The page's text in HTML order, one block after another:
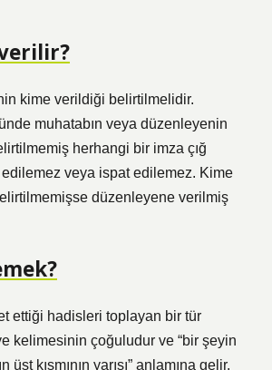
kime verildiği belirtilmelidir.
muhatabın veya düzenleyenin
herhangi bir imza çığ
edilemez veya ispat edilemez. Kime
düzenleyene verilmiş
ettiği hadisleri toplayan bir tür
kelimesinin çoğuludur ve “bir şeyin
üst kısmının yarısı” anlamına gelir.